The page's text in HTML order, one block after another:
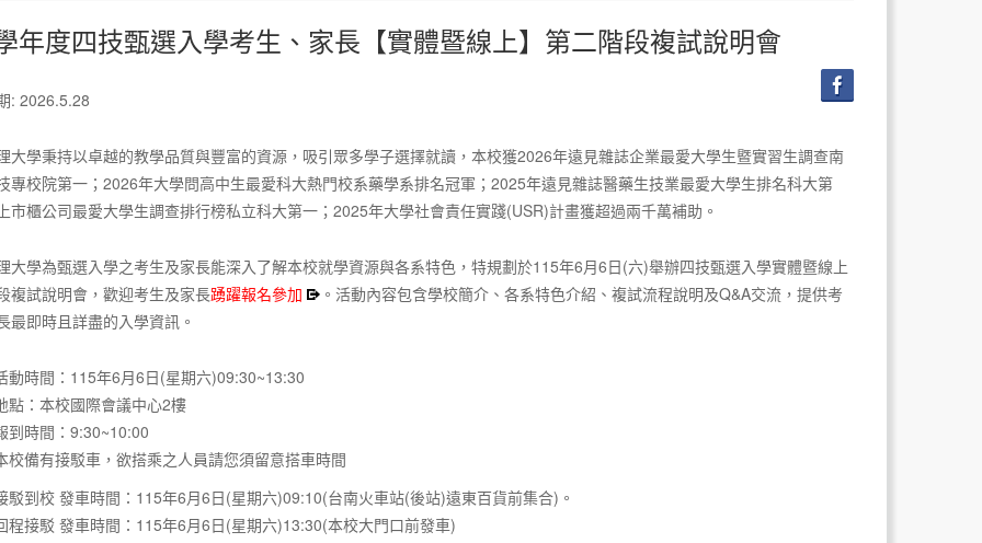
年度四技甄選入學考生、家長【實體暨線上】第二階段複試說明會
: 2026.5.28
大學秉持以卓越的教學品質與豐富的資源，吸引眾多學子選擇就讀，本校獲2026年遠見雜誌企業最愛大學生暨實習生調查南
專校院第一；2026年大學問高中生最愛科大熱門校系藥學系排名冠軍；2025年遠見雜誌醫藥生技業最愛大學生排名科大第
市櫃公司最愛大學生調查排行榜私立科大第一；2025年大學社會責任實踐(USR)計畫獲超過兩千萬補助。
大學為甄選入學之考生及家長能深入了解本校就學資源與各系特色，特規劃於115年6月6日(六)舉辦四技甄選入學實體暨線上
複試說明會，歡迎考生及家長踴躍報名參加
。活動內容包含學校簡介、各系特色介紹、複試流程說明及Q&A交流，提供考
最即時且詳盡的入學資訊。
動時間：115年6月6日(星期六)09:30~13:30
點：本校國際會議中心2樓
到時間：9:30~10:00
校備有接駁車，欲搭乘之人員請您須留意搭車時間
駁到校 發車時間：115年6月6日(星期六)09:10(台南火車站(後站)遠東百貨前集合)。
程接駁 發車時間：115年6月6日(星期六)13:30(本校大門口前發車)